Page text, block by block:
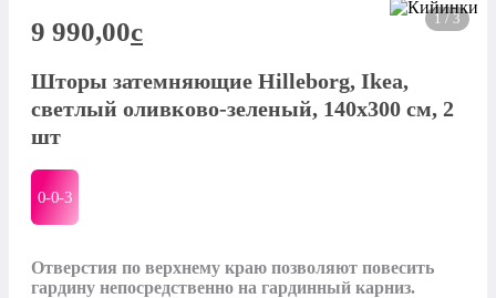
1 / 3
9 990,00c
Шторы затемняющие Hilleborg, Ikea,
светлый оливково-зеленый, 140x300 см, 2
шт
0-0-3
Отверстия по верхнему краю позволяют повесить
гардину непосредственно на гардинный карниз.